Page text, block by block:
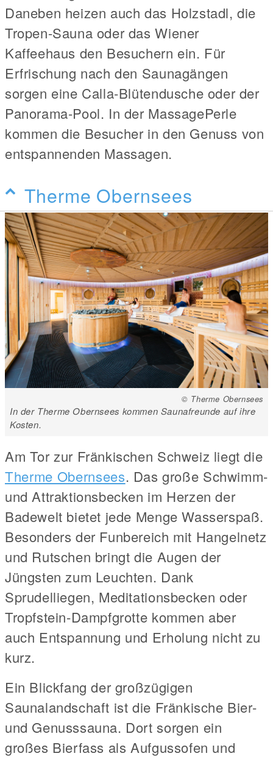
Daneben heizen auch das Holzstadl, die
Tropen-Sauna oder das Wiener
Kaffeehaus den Besuchern ein. Für
Erfrischung nach den Saunagängen
sorgen eine Calla-Blütendusche oder der
Panorama-Pool. In der MassagePerle
kommen die Besucher in den Genuss von
entspannenden Massagen.
Therme Obernsees
© Therme Obernsees
In der Therme Obernsees kommen Saunafreunde auf ihre
Kosten.
Am Tor zur Fränkischen Schweiz liegt die
Therme Obernsees. Das große Schwimm-
und Attraktionsbecken im Herzen der
Badewelt bietet jede Menge Wasserspaß.
Besonders der Funbereich mit Hangelnetz
und Rutschen bringt die Augen der
Jüngsten zum Leuchten. Dank
Sprudelliegen, Meditationsbecken oder
Tropfstein-Dampfgrotte kommen aber
auch Entspannung und Erholung nicht zu
kurz.
Ein Blickfang der großzügigen
Saunalandschaft ist die Fränkische Bier-
und Genusssauna. Dort sorgen ein
großes Bierfass als Aufgussofen und